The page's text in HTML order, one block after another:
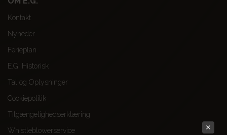
Kontakt
Nyheder
Ferieplan
E.G. Historisk
Tal og Oplysninger
Cookiepolitik
Tilgængelighedserklæring
Whistleblowerservice